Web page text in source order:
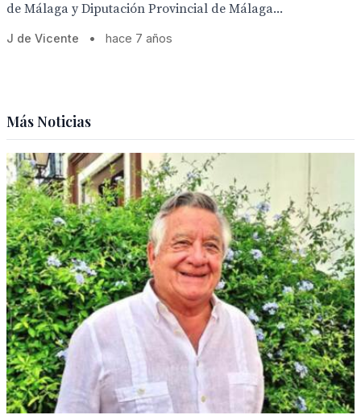
de Málaga y Diputación Provincial de Málaga...
J de Vicente • hace 7 años
Más Noticias